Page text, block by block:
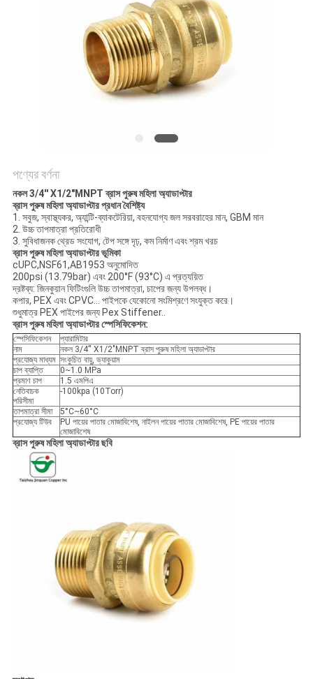
পণ্যের বর্ণনা
নকল 3/4'' X1/2"MNPT ব্রাস পুরুষ মহিলা অ্যাডাপ্টার
ব্রাস পুরুষ মহিলা অ্যাডাপ্টার প্রধান বৈশিষ্ট্য
1. সবুজ, স্বাস্থ্যকর, অ্যান্টি-ব্যাকটেরিয়া, বহনযোগ্য জল সরবরাহের মান, GBM মান
2. উচ্চ তাপমাত্রা প্রতিরোধী
3. সুবিধাজনক থ্রেড সংযোগ, টেপ সঙ্গে দৃঢ়, কম নির্মাণ এবং শ্রম খরচ
ব্রাস পুরুষ মহিলা অ্যাডাপ্টার ভূমিকা
cUPC,NSF61,AB1953 অনুমোদিত
200psi (13.79bar) ​​এবং 200°F (93°C) এ প্রত্যয়িত
দ্রষ্টব্য: জিনকুয়ান ফিটিংগুলি উচ্চ তাপমাত্রা, চাপের জন্য উপলব্ধ।
কপার, PEX এবং CPVC... পাইপকে যেকোনো সংমিশ্রণে সংযুক্ত করে।
শুধুমাত্র PEX পাইপের জন্য Pex Stiffener..
ব্রাস পুরুষ মহিলা অ্যাডাপ্টার স্পেসিফিকেশন:
স্পেসিফিকেশন
প্যারামিটার
নাম
নকল 3/4'' X1/2"MNPT ব্রাস পুরুষ মহিলা অ্যাডাপ্টার
প্রযোজ্য মাধ্যম সংকুচিত বায়ু, ভ্যাকুয়াম
চাপ ব্যাপ্তি
0~1.0 MPa
প্রমাণ চাপ
1.5 এমপিএ
নেতিবাচক
পরিসীমা
-100kpa (10Torr)
তাপমাত্রা সীমা
5°C~60°C
প্রযোজ্য টিউব
PU পায়ের পাতার মোজাবিশেষ, নাইলন পায়ের পাতার মোজাবিশেষ, PE পায়ের পাতার
মোজাবিশেষ
ব্রাস পুরুষ মহিলা অ্যাডাপ্টার ছবি